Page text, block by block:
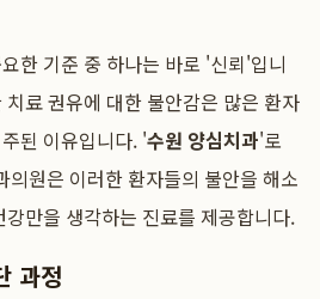
한 기준 중 하나는 바로 '신뢰'입니
료 권유에 대한 불안감은 많은 환자
된 이유입니다. '수원 양심치과'로
의원은 이러한 환자들의 불안을 해소
만을 생각하는 진료를 제공합니다.
과정